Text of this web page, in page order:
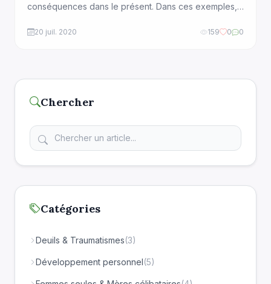
conséquences dans le présent. Dans ces exemples, il
lequel un être humain s’est engagé, respectivement,
20 juil. 2020 159 0 0
Chercher
Catégories
Deuils & Traumatismes(3)
Développement personnel(5)